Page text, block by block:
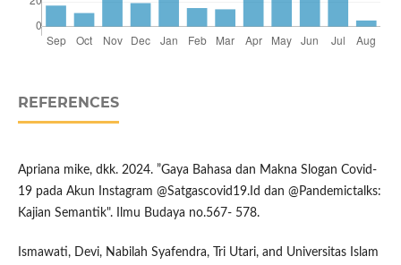
REFERENCES
Apriana mike, dkk. 2024. ”Gaya Bahasa dan Makna Slogan Covid-
19 pada Akun Instagram @Satgascovid19.Id dan @Pandemictalks:
Kajian Semantik". Ilmu Budaya no.567- 578.
Ismawati, Devi, Nabilah Syafendra, Tri Utari, and Universitas Islam